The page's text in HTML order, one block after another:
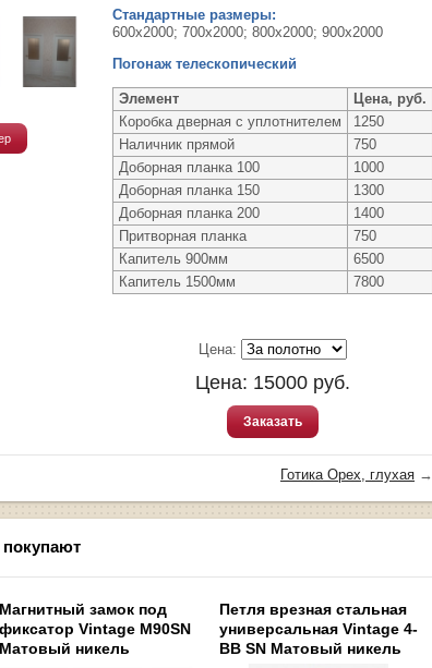
Стандартные размеры:
600х2000; 700х2000; 800х2000; 900х2000
Погонаж телескопический
Элемент
Цена, руб.
Коробка дверная с уплотнителем
1250
Наличник прямой
750
Доборная планка 100
1000
Доборная планка 150
1300
Доборная планка 200
1400
Притворная планка
750
Капитель 900мм
6500
Капитель 1500мм
7800
Цена:
Цена: 15000 руб.
Заказать
Готика Орех, глухая →
Магнитный замок под
фиксатор Vintage M90SN
Матовый никель
Петля врезная стальная
универсальная Vintage 4-
BB SN Матовый никель